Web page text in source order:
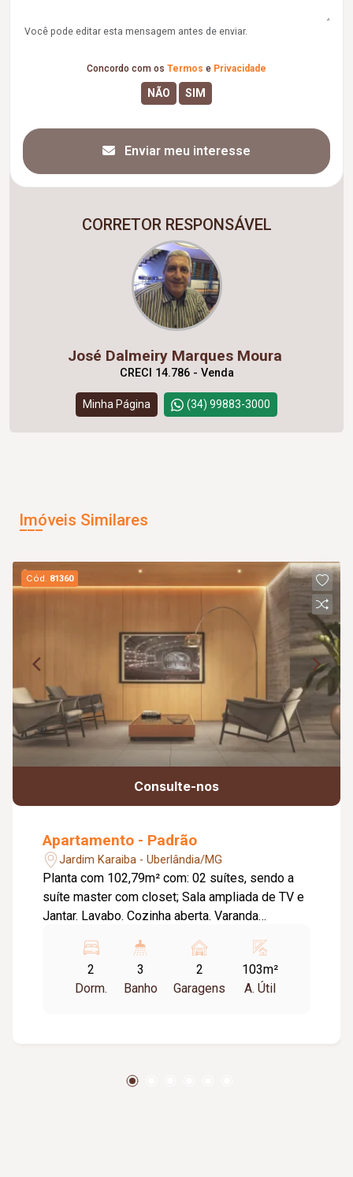
Você pode editar esta mensagem antes de enviar.
Concordo com os Termos e Privacidade
Enviar meu interesse
CORRETOR RESPONSÁVEL
José Dalmeiry Marques Moura
CRECI 14.786 - Venda
Minha Página (34) 99883-3000
Imóveis Similares
Cód. 81360
Consulte-nos
Apartamento - Padrão
Jardim Karaiba - Uberlândia/MG
Planta com 102,79m² com: 02 suítes, sendo a
suíte master com closet; Sala ampliada de TV e
Jantar. Lavabo. Cozinha aberta. Varanda
certificada. Condomínio com: Automação das
áreas comuns; Descarte seletivo; Sensores de
presença nas áreas comuns; Wi-fi nas áreas de
piscina privativa; Espaço de recebimento de
2
Dorm.
3
Banho
2
Garagens
103m²
A. Útil